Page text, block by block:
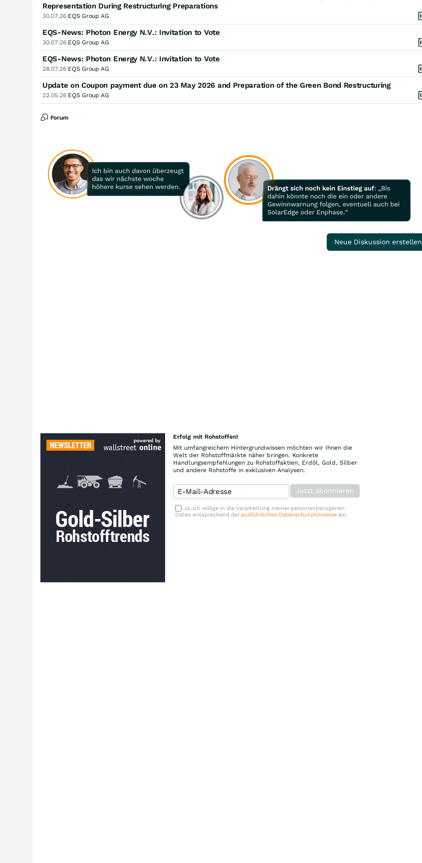
Representation During Restructuring Preparations
30.07.26 EQS Group AG
EQS-News: Photon Energy N.V.: Invitation to Vote
30.07.26 EQS Group AG
EQS-News: Photon Energy N.V.: Invitation to Vote
28.07.26 EQS Group AG
Update on Coupon payment due on 23 May 2026 and Preparation of the Green Bond Restructuring
22.05.26 EQS Group AG
Forum
Neue Diskussion erstellen
Erfolg mit Rohstoffen!
Mit umfangreichem Hintergrundwissen möchten wir Ihnen die
Welt der Rohstoffmärkte näher bringen. Konkrete
Handlungsempfehlungen zu Rohstoffaktien, Erdöl, Gold, Silber
und andere Rohstoffe in exklusiven Analysen.
Jetzt abonnieren
Ja, ich willige in die Verarbeitung meiner personenbezogenen
Daten entsprechend der ausführlichen Datenschutzhinweise ein.